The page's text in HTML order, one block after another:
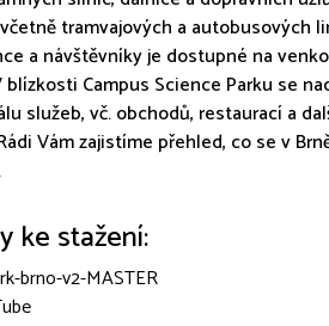
tramvajových a autobusových
a návštěvníky je dostupné na
blízkosti Campus Science Parku se
služeb, vč. obchodů, restaurací a
Vám zajistíme přehled, co se v
ke stažení:
brno-v2-MASTER